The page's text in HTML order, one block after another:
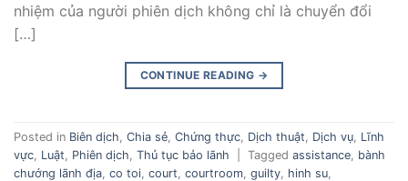
nhiệm của người phiên dịch không chỉ là chuyển đổi
[…]
CONTINUE READING →
Posted in Biên dịch Chia sẻ Chứng thực Dịch thuật Dịch vụ Lĩnh
vực Luật Phiên dịch Thủ tục bảo lãnh Tagged assistance bành
chướng lãnh địa co toi court courtroom guilty hinh su